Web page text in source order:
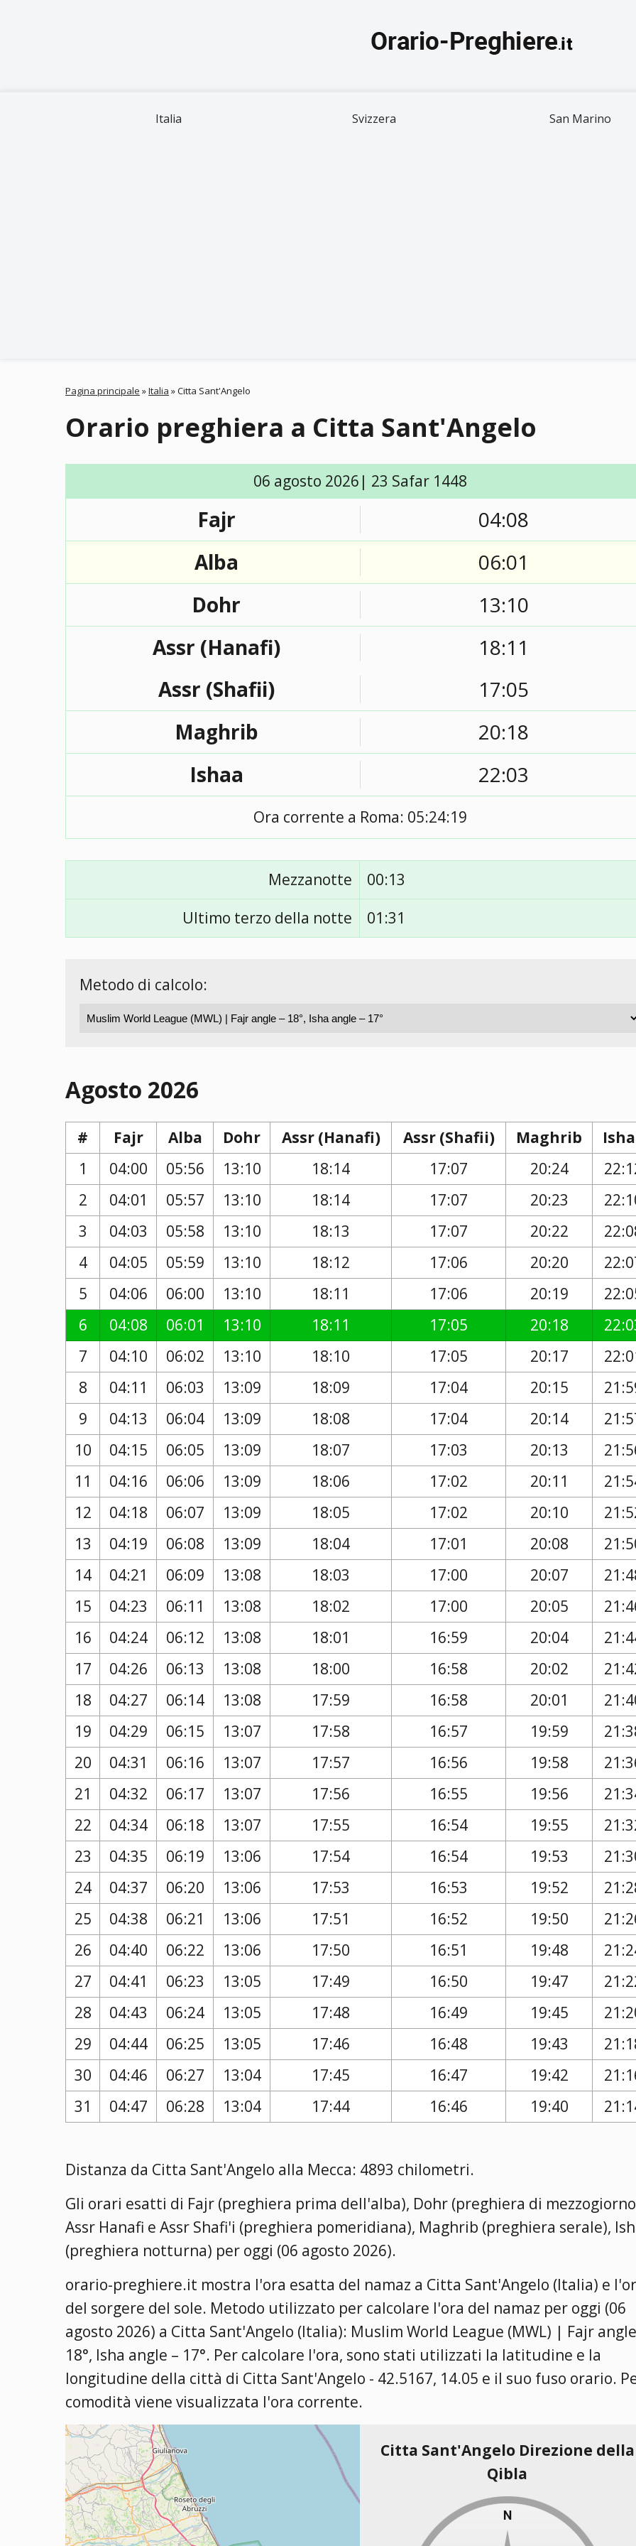
Italia Svizzera San Marino
Pagina principale »Italia »Citta Sant'Angelo
Orario preghiera a Citta Sant'Angelo
06 agosto 2026| 23 Safar 1448
Fajr
04:08
Alba
06:01
Dohr
13:10
Assr (Hanafi)
18:11
Assr (Shafii)
17:05
Maghrib
20:18
Ishaa
22:03
Ora corrente a Roma: 05:24:19
Mezzanotte
00:13
Ultimo terzo della notte
01:31
Metodo di calcolo:
Agosto 2026
# Fajr Alba Dohr Assr (Hanafi) Assr (Shafii) Maghrib
1
04:00 05:56 13:10 18:14 17:07 20:24
2
04:01 05:57 13:10 18:14 17:07 20:23
3
04:03 05:58 13:10 18:13 17:07 20:22
4
04:05 05:59 13:10 18:12 17:06 20:20
5
04:06 06:00 13:10 18:11 17:06 20:19
6
04:08 06:01 13:10 18:11 17:05 20:18
7
04:10 06:02 13:10 18:10 17:05 20:17
8
04:11 06:03 13:09 18:09 17:04 20:15
9
04:13 06:04 13:09 18:08 17:04 20:14
10
04:15 06:05 13:09 18:07 17:03 20:13
11
04:16 06:06 13:09 18:06 17:02 20:11
12
04:18 06:07 13:09 18:05 17:02 20:10
13
04:19 06:08 13:09 18:04 17:01 20:08
14
04:21 06:09 13:08 18:03 17:00 20:07
15
04:23 06:11 13:08 18:02 17:00 20:05
16
04:24 06:12 13:08 18:01 16:59 20:04
17
04:26 06:13 13:08 18:00 16:58 20:02
18
04:27 06:14 13:08 17:59 16:58 20:01
19
04:29 06:15 13:07 17:58 16:57 19:59
20
04:31 06:16 13:07 17:57 16:56 19:58
21
04:32 06:17 13:07 17:56 16:55 19:56
22
04:34 06:18 13:07 17:55 16:54 19:55
23
04:35 06:19 13:06 17:54 16:54 19:53
24
04:37 06:20 13:06 17:53 16:53 19:52
25
04:38 06:21 13:06 17:51 16:52 19:50
26
04:40 06:22 13:06 17:50 16:51 19:48
27
04:41 06:23 13:05 17:49 16:50 19:47
28
04:43 06:24 13:05 17:48 16:49 19:45
29
04:44 06:25 13:05 17:46 16:48 19:43
30
04:46 06:27 13:04 17:45 16:47 19:42
31
04:47 06:28 13:04 17:44 16:46 19:40
Distanza da Citta Sant'Angelo alla Mecca: 4893 chilometri.
Gli orari esatti di Fajr (preghiera prima dell'alba), Dohr (preghiera di
Assr Hanafi e Assr Shafi'i (preghiera pomeridiana), Maghrib (preghiera serale),
(preghiera notturna) per oggi (06 agosto 2026).
orario-preghiere.it mostra l'ora esatta del namaz a Citta Sant'Angelo (Italia) e
del sorgere del sole. Metodo utilizzato per calcolare l'ora del namaz per oggi (06
agosto 2026) a Citta Sant'Angelo (Italia): Muslim World League (MWL) | Fajr
18°, Isha angle – 17°. Per calcolare l'ora, sono stati utilizzati la latitudine e la
longitudine della città di Citta Sant'Angelo - 42.5167, 14.05 e il suo fuso orario.
comodità viene visualizzata l'ora corrente.
Citta Sant'Angelo Direzione della
Qibla